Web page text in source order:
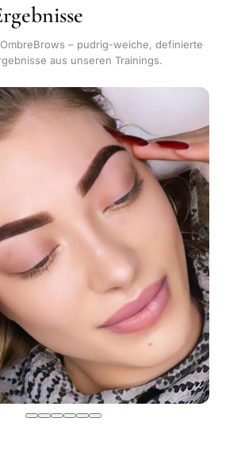
– pudrig-weiche, definierte
aus unseren Trainings.